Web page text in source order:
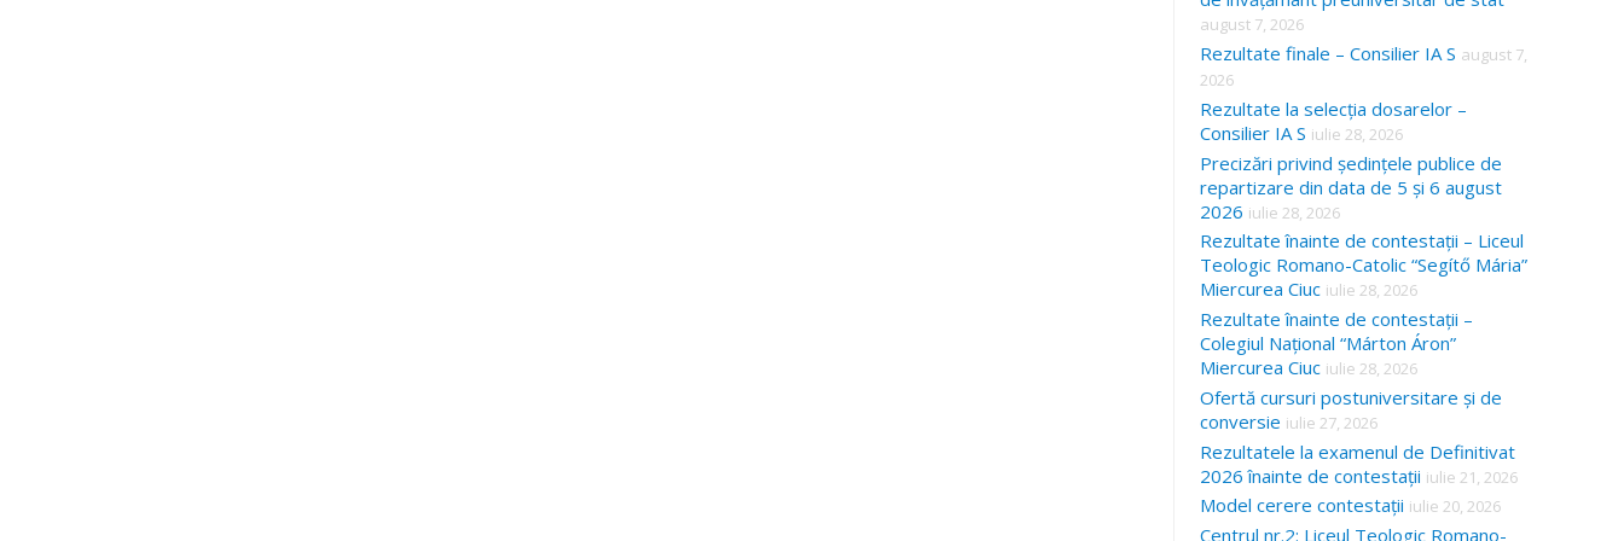
august 7, 2026
Rezultate finale – Consilier IA S august 7,
2026
Rezultate la selecția dosarelor –
Consilier IA S iulie 28, 2026
Precizări privind ședințele publice de
repartizare din data de 5 și 6 august
2026 iulie 28, 2026
Rezultate înainte de contestații – Liceul
Teologic Romano-Catolic “Segítő Mária”
Miercurea Ciuc iulie 28, 2026
Rezultate înainte de contestații –
Colegiul Național “Márton Áron”
Miercurea Ciuc iulie 28, 2026
Ofertă cursuri postuniversitare și de
conversie iulie 27, 2026
Rezultatele la examenul de Definitivat
2026 înainte de contestații iulie 21, 2026
Model cerere contestații iulie 20, 2026
Centrul nr.2: Liceul Teologic Romano-